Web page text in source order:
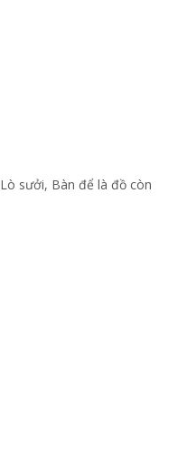
Lò sưởi, Bàn để là đồ còn